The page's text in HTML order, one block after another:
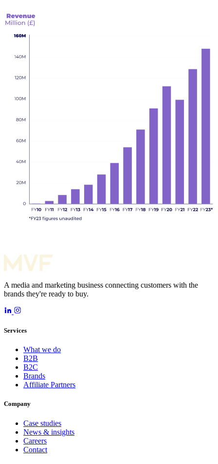
A media and marketing business connecting customers with the
brands they're ready to buy.
Services
What we do
B2B
B2C
Brands
Affiliate Partners
Company
Case studies
News & insights
Careers
Contact